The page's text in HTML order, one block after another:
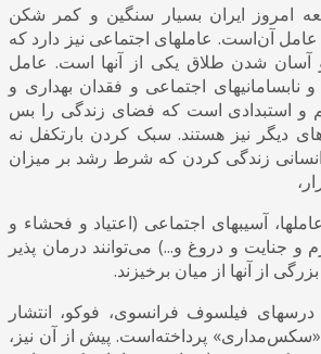
امروز ایران بسیار سنگین و کمر شکن
آن‌است. عاملهای اجتماعی نیز دارد که
شدن طلاق یکی از آنها است. عامل
و نابسامانیهای اجتماعی و فقدان بهداری و
و استبدادی است که فضای زندگی را بس
دیگر نیز هستند. سبک کردن بارتکفل نه
زندگی کردن که شرط رشد بر میزان
عاملها، آسیبهای اجتماعی (اعتیاد و فحشاء و
و جنایت و دروغ و...) می‌توانند درمان پذیر
از آنها از میان برخیزند.
درسهای فیلسوف فرانسوی، فوکو، انتشار
«سکس‌مداری» پرداخته‌است. پیش از آن نیز،